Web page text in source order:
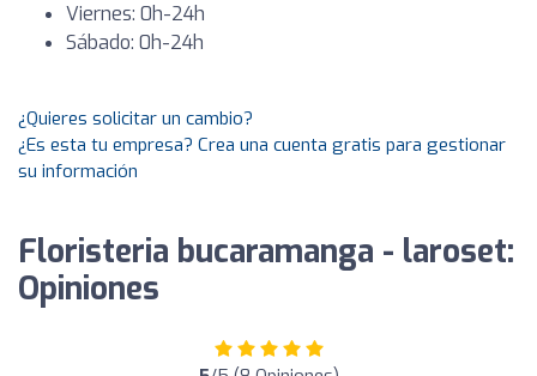
Viernes: 0h-24h
Sábado: 0h-24h
¿Quieres solicitar un cambio?
¿Es esta tu empresa? Crea una cuenta gratis para gestionar
su información
Floristeria bucaramanga - laroset:
Opiniones